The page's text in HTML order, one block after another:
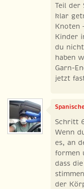
Teil der
klar
Knoten
Kinder
du
haben
Garn-
jetzt
Schritt
Wenn
es, an
formen
dass
der